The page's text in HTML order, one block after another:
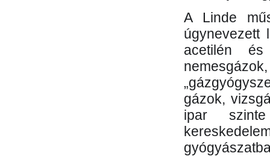
A Linde
úgynevezett
acetilén és
gázok,
ipar